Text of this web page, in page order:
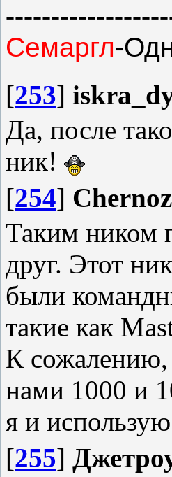
Семаргл-
[253]
Да, после
ник!
[254]
Таким ником
друг. Этот
были
такие как
К
нами 1000 и
я и
[255]